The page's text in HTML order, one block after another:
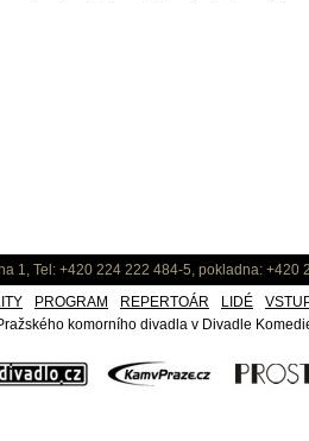
1, Tel: +420 224 222 484-5, pokladna:
PROGRAM REPERTOÁR LIDÉ
komorního divadla v Divadle